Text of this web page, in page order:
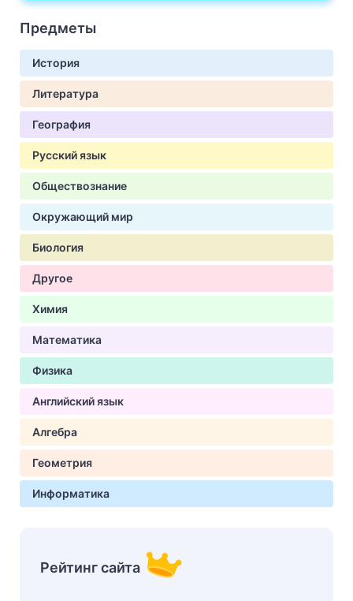
Предметы
История
Литература
География
Русский язык
Обществознание
Окружающий мир
Биология
Другое
Химия
Математика
Физика
Английский язык
Алгебра
Геометрия
Информатика
Рейтинг сайта